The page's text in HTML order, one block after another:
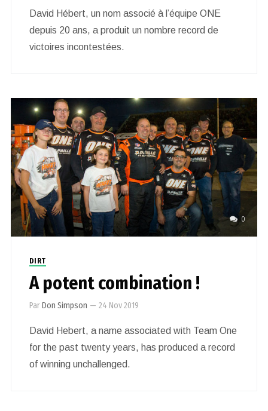
David Hébert, un nom associé à l’équipe ONE
depuis 20 ans, a produit un nombre record de
victoires incontestées.
0
DIRT
A potent combination !
ParDon Simpson — 24 Nov 2019
David Hebert, a name associated with Team One
for the past twenty years, has produced a record
of winning unchallenged.